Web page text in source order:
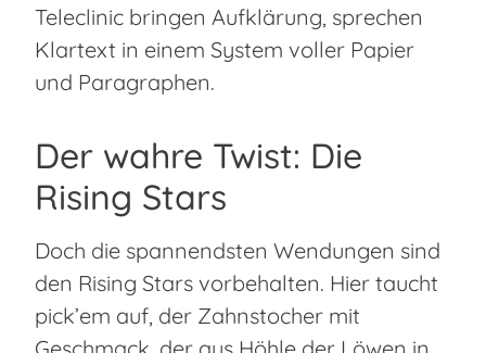
Teleclinic bringen Aufklärung, sprechen
Klartext in einem System voller Papier
und Paragraphen.
Der wahre Twist: Die
Rising Stars
Doch die spannendsten Wendungen sind
den Rising Stars vorbehalten. Hier taucht
pick’em auf, der Zahnstocher mit